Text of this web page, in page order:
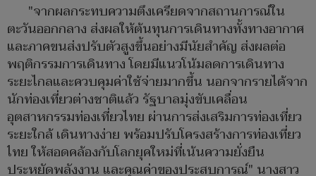
"จากผลกระทบความตึงเครียดจากสถานการณ์ใน
ตะวันออกกลาง ส่งผลให้ต้นทุนการเดินทางทั้งทางอากาศ
และภาคขนส่งปรับตัวสูงขึ้นอย่างมีนัยสำคัญ ส่งผลต่อ
พฤติกรรมการเดินทาง โดยมีแนวโน้มลดการเดินทาง
ระยะไกลและควบคุมค่าใช้จ่ายมากขึ้น นอกจากรายได้จาก
นักท่องเที่ยวต่างชาติแล้ว รัฐบาลมุ่งขับเคลื่อน
อุตสาหกรรมท่องเที่ยวไทย ผ่านการส่งเสริมการท่องเที่ยว
ระยะใกล้ เดินทางง่าย พร้อมปรับโครงสร้างการท่องเที่ยว
ไทย ให้สอดคล้องกับโลกยุคใหม่ที่เน้นความยั่งยืน
ประหยัดพลังงาน และคุณค่าของประสบการณ์" นางสาว